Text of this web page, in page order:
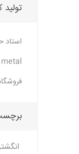
تولید
استاد